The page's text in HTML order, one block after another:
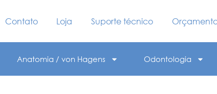
Contato Loja Suporte técnico
Anatomia / von Hagens Odontologia